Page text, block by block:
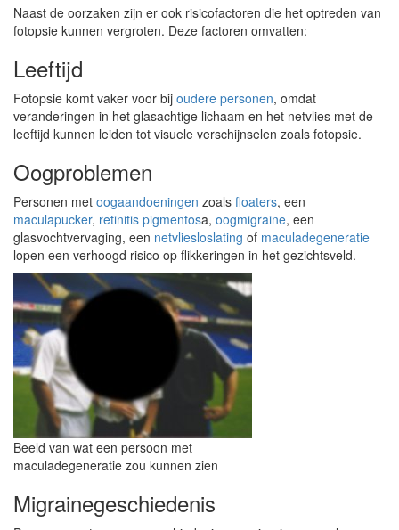
Naast de oorzaken zijn er ook risicofactoren die het optreden van
fotopsie kunnen vergroten. Deze factoren omvatten:
Leeftijd
Fotopsie komt vaker voor bij oudere personen, omdat
veranderingen in het glasachtige lichaam en het netvlies met de
leeftijd kunnen leiden tot visuele verschijnselen zoals fotopsie.
Oogproblemen
Personen met oogaandoeningen zoals floaters, een
maculapucker, retinitis pigmentosa, oogmigraine, een
glasvochtvervaging, een netvliesloslating of maculadegeneratie
lopen een verhoogd risico op flikkeringen in het gezichtsveld.
Beeld van wat een persoon met
maculadegeneratie zou kunnen zien
Migrainegeschiedenis